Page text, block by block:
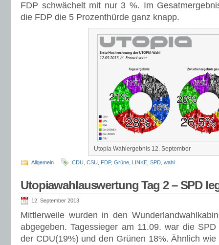
FDP schwächelt mit nur 3 %. Im
die FDP die 5 Prozenthürde ganz knapp.
Utopia Wahlergebnis 12. September
Allgemein CDU CSU FDP, Grüne LINKE SPD wahl
Utopiawahlauswertung Tag 2 – SPD
12. September 2013
Mittlerweile wurden in den
abgegeben. Tagessieger am 11.09. war die
der CDU(19%) und den Grünen 18%. Ähnlich